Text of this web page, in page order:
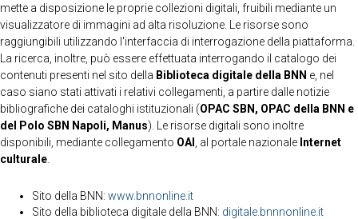
mette a disposizione le proprie collezioni digitali, fruibili mediante un
visualizzatore di immagini ad alta risoluzione. Le risorse sono
raggiungibili utilizzando l'interfaccia di interrogazione della piattaforma.
La ricerca, inoltre, può essere effettuata interrogando il catalogo dei
contenuti presenti nel sito della Biblioteca digitale della BNN e, nel
caso siano stati attivati i relativi collegamenti, a partire dalle notizie
bibliografiche dei cataloghi istituzionali (OPAC SBN, OPAC della BNN e
del Polo SBN Napoli, Manus). Le risorse digitali sono inoltre
disponibili, mediante collegamento OAI , al portale nazionale Internet
culturale
Sito della BNN: www.bnnonline.it
Sito della biblioteca digitale della BNN: digitale.bnnnonline.it